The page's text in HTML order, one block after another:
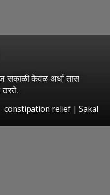
सकाळी केवळ अर्धा तास
ठरते.
constipation relief | Sakal